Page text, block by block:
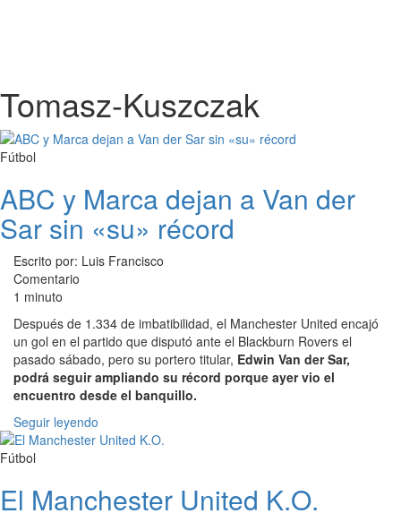
Tomasz-Kuszczak
Fútbol
ABC y Marca dejan a Van der
Sar sin «su» récord
Escrito por: Luis Francisco
Comentario
1 minuto
Después de 1.334 de imbatibilidad, el Manchester United encajó
un gol en el partido que disputó ante el Blackburn Rovers el
pasado sábado, pero su portero titular, Edwin Van der Sar,
podrá seguir ampliando su récord porque ayer vio el
encuentro desde el banquillo.
Seguir leyendo
Fútbol
El Manchester United K.O.